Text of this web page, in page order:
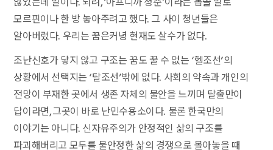
모르핀이나 한 방 놓아주려고 했다. 그 사이 청년들은
알아버렸다. 우리는 꿈은커녕 현재도 살수가 없다.
조난신호가 닿지 않고 구조는 꿈도 꿀 수 없는 ‘헬조선’의
상황에서 선택지는 ‘탈조선’밖에 없다. 사회의 약속과 개인의
전망이 부재한 곳에서 생존 자체의 불안을 느끼며 탈출만이
답이라면, 그곳이 바로 난민수용소이다. 물론 한국만의
이야기는 아니다. 신자유주의가 안정적인 삶의 구조를
파괴해버리고 모두를 불안정한 삶의 경쟁으로 몰아놓을 때